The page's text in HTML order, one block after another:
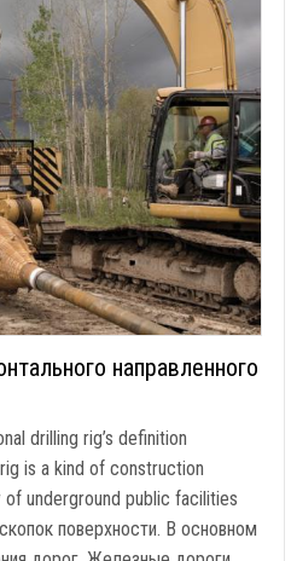
направленного
drilling rig’s definition
is a kind of construction
underground public facilities
поверхности. В основном